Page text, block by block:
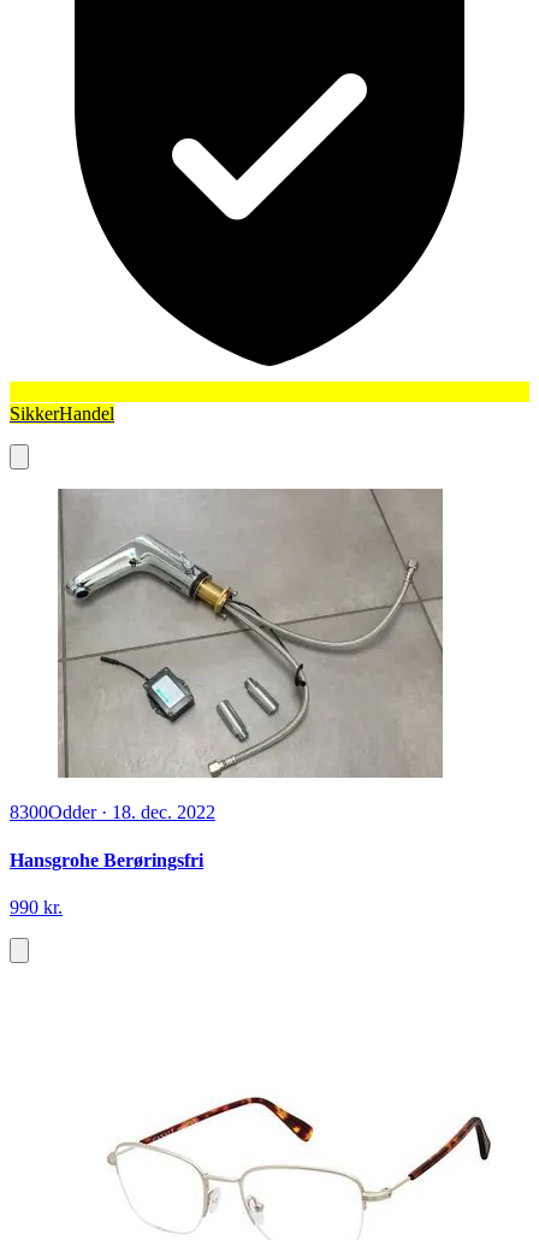
SikkerHandel
8300Odder· 18. dec. 2022
Hansgrohe Berøringsfri
990 kr.